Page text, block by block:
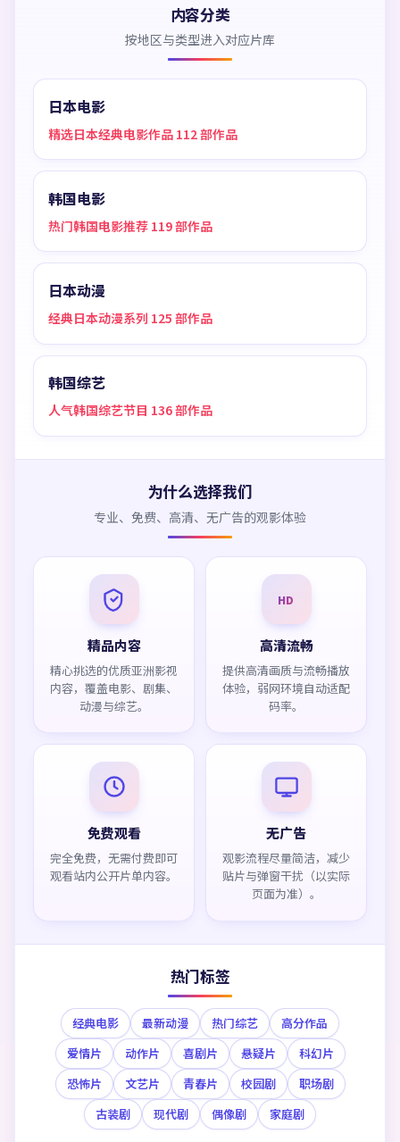
内容分类
按地区与类型进入对应片库
日本电影
精选日本经典电影作品 112 部作品
韩国电影
热门韩国电影推荐 119 部作品
日本动漫
经典日本动漫系列 125 部作品
韩国综艺
人气韩国综艺节目 136 部作品
为什么选择我们
专业、免费、高清、无广告的观影体验
精品内容
精心挑选的优质亚洲影视
内容，覆盖电影、剧集、
动漫与综艺。
HD
高清流畅
提供高清画质与流畅播放
体验，弱网环境自动适配
码率。
免费观看
完全免费，无需付费即可
观看站内公开片单内容。
无广告
观影流程尽量简洁，减少
贴片与弹窗干扰（以实际
页面为准）。
热门标签
经典电影 最新动漫 热门综艺
高分作品
爱情片
动作片 喜剧片 悬疑片
科幻片
恐怖片
文艺片 青春片 校园剧
职场剧
古装剧
现代剧 偶像剧 家庭剧